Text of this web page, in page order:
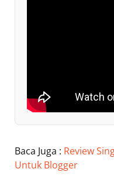
Baca Juga : Review
Untuk Blogger